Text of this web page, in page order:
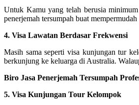
Untuk Kamu yang telah berusia
penerjemah tersumpah buat mempermudah
4. Visa Lawatan Berdasar Frekwensi
Masih sama seperti visa kunjungan tur
berkunjung ke keluarga di Australia.
Biro Jasa Penerjemah Tersumpah
5. Visa Kunjungan Tour Kelompok